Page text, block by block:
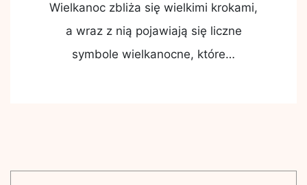
Wielkanoc zbliża się wielkimi krokami,
a wraz z nią pojawiają się liczne
symbole wielkanocne, które…